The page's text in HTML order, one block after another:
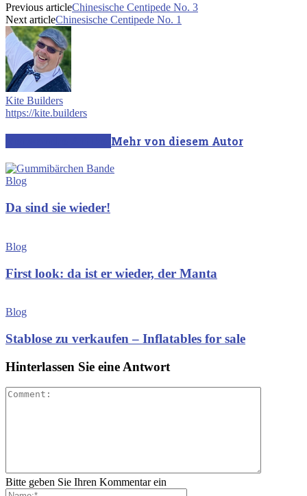
Previous articleChinesische Centipede No. 3
Next articleChinesische Centipede No. 1
Kite Builders
https://kite.builders
Mehr von diesem Autor
Blog
Da sind sie wieder!
Blog
First look: da ist er wieder, der Manta
Blog
Stablose zu verkaufen – Inflatables for sale
Hinterlassen Sie eine Antwort
Bitte geben Sie Ihren Kommentar ein